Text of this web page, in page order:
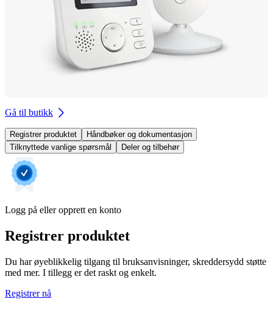
Gå til butikk
Registrer produktet
Håndbøker og dokumentasjon
Tilknyttede vanlige spørsmål
Deler og tilbehør
Logg på eller opprett en konto
Registrer produktet
Du har øyeblikkelig tilgang til bruksanvisninger, skreddersydd støtte
med mer. I tillegg er det raskt og enkelt.
Registrer nå